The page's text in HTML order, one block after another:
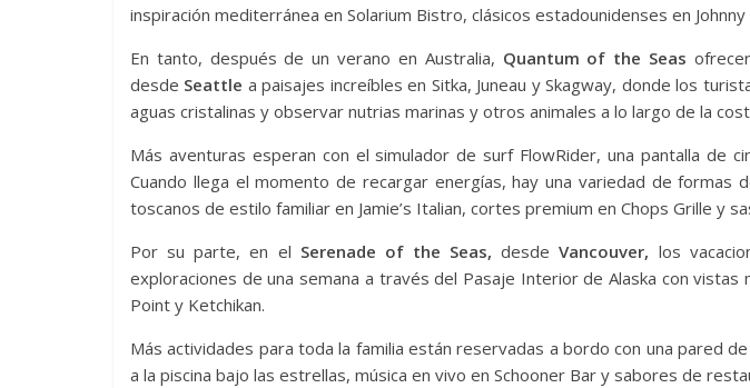
inspiración mediterránea en Solarium Bistro, clásicos estadounidenses en
En tanto, después de un verano en Australia, Quantum of the Seas
desde Seattle a paisajes increíbles en Sitka, Juneau y Skagway, donde los
aguas cristalinas y observar nutrias marinas y otros animales a lo largo de la
Más aventuras esperan con el simulador de surf FlowRider, una pantalla de
Cuando llega el momento de recargar energías, hay una variedad de formas
toscanos de estilo familiar en Jamie’s Italian, cortes premium en Chops Grille y
Por su parte, en el Serenade of the Seas, desdeVancouver, los
exploraciones de una semana a través del Pasaje Interior de Alaska con vistas
Point y Ketchikan.
Más actividades para toda la familia están reservadas a bordo con una pared
a la piscina bajo las estrellas, música en vivo en Schooner Bar y sabores de